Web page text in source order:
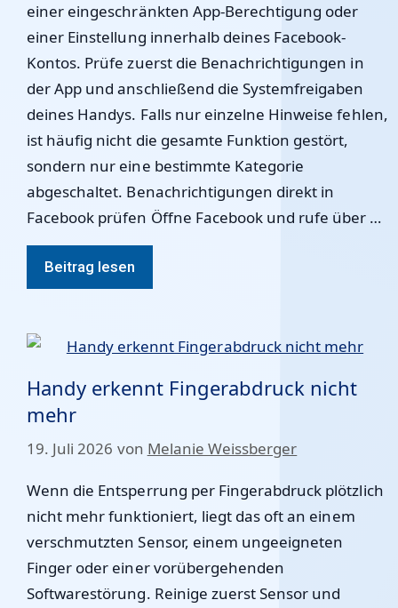
einer eingeschränkten App-Berechtigung oder
einer Einstellung innerhalb deines Facebook-
Kontos. Prüfe zuerst die Benachrichtigungen in
der App und anschließend die Systemfreigaben
deines Handys. Falls nur einzelne Hinweise fehlen,
ist häufig nicht die gesamte Funktion gestört,
sondern nur eine bestimmte Kategorie
abgeschaltet. Benachrichtigungen direkt in
Facebook prüfen Öffne Facebook und rufe über …
Beitrag lesen
Handy erkennt Fingerabdruck nicht
mehr
19. Juli 2026 von Melanie Weissberger
Wenn die Entsperrung per Fingerabdruck plötzlich
nicht mehr funktioniert, liegt das oft an einem
verschmutzten Sensor, einem ungeeigneten
Finger oder einer vorübergehenden
Softwarestörung. Reinige zuerst Sensor und